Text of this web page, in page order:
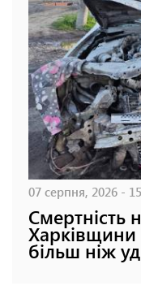
07 серпня, 2026 -
Смертність
Харківщини
більш ніж